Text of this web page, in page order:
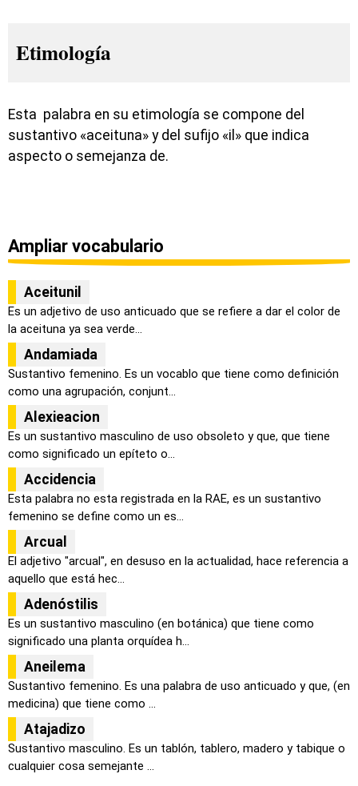
Etimología
Esta palabra en su etimología se compone del
sustantivo «aceituna» y del sufijo «il» que indica
aspecto o semejanza de.
Ampliar vocabulario
Aceitunil
Es un adjetivo de uso anticuado que se refiere a dar el color de
la aceituna ya sea verde...
Andamiada
Sustantivo femenino. Es un vocablo que tiene como definición
como una agrupación, conjunt...
Alexieacion
Es un sustantivo masculino de uso obsoleto y que, que tiene
como significado un epíteto o...
Accidencia
Esta palabra no esta registrada en la RAE, es un sustantivo
femenino se define como un es...
Arcual
El adjetivo "arcual", en desuso en la actualidad, hace referencia a
aquello que está hec...
Adenóstilis
Es un sustantivo masculino (en botánica) que tiene como
significado una planta orquídea h...
Aneilema
Sustantivo femenino. Es una palabra de uso anticuado y que, (en
medicina) que tiene como ...
Atajadizo
Sustantivo masculino. Es un tablón, tablero, madero y tabique o
cualquier cosa semejante ...